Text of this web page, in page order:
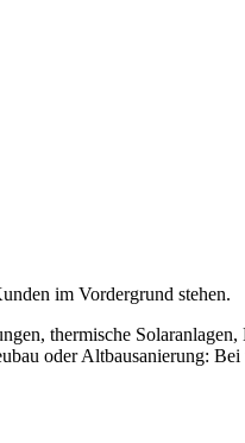
im Vordergrund stehen.
thermische
oder Altbausanierung: